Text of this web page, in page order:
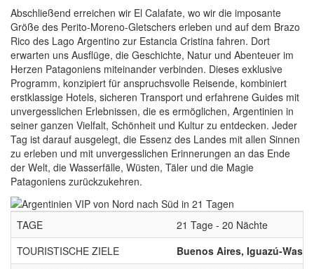
Abschließend erreichen wir El Calafate, wo wir die imposante
Größe des Perito-Moreno-Gletschers erleben und auf dem Brazo
Rico des Lago Argentino zur Estancia Cristina fahren. Dort
erwarten uns Ausflüge, die Geschichte, Natur und Abenteuer im
Herzen Patagoniens miteinander verbinden. Dieses exklusive
Programm, konzipiert für anspruchsvolle Reisende, kombiniert
erstklassige Hotels, sicheren Transport und erfahrene Guides mit
unvergesslichen Erlebnissen, die es ermöglichen, Argentinien in
seiner ganzen Vielfalt, Schönheit und Kultur zu entdecken. Jeder
Tag ist darauf ausgelegt, die Essenz des Landes mit allen Sinnen
zu erleben und mit unvergesslichen Erinnerungen an das Ende
der Welt, die Wasserfälle, Wüsten, Täler und die Magie
Patagoniens zurückzukehren.
TAGE
21 Tage - 20 Nächte
TOURISTISCHE ZIELE
Buenos Aires, Iguazú-